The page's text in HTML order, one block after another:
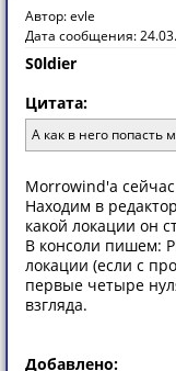
Автор: evle
Дата сообщения:
S0ldier
Цитата:
А как в него попасть
Morrowind'а
Находим в
какой локации он
В консоли пишем:
локации (если с
первые четыре
взгляда.
Добавлено: